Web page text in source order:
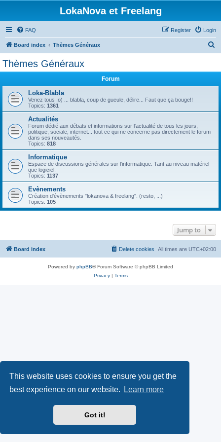
This website uses cookies to ensure you get the
best experience on our website.
Learn more
Got it!
LokaNova et Freelang
FAQ Login
Register
Board index Thèmes Généraux
Thèmes Généraux
Forum
Loka-Blabla
Venez tous :o) ... blabla, coup de gueule, délire... Faut que ça bouge!!
Topics: 1361
Actualités
Forum dédié aux débats et informations sur l'actualité de tous les jours,
politique, sociale, internet... tout ce qui ne concerne pas directement le forum
dans ses nouveautés.
Topics: 818
Informatique
Espace de discussions générales sur l'informatique. Tant au niveau matériel
que logiciel.
Topics: 1137
Evènements
Création d'évènements "lokanova & freelang". (resto, ...)
Topics: 105
Jump to
Board index All times are UTC+02:00
Delete cookies
Powered by phpBB® Forum Software © phpBB Limited
Privacy| Terms